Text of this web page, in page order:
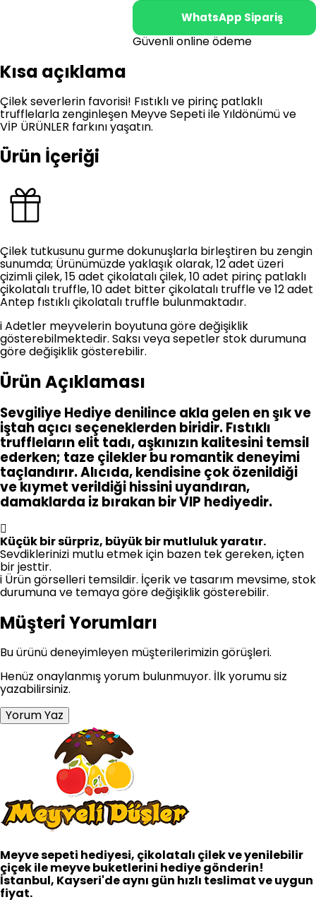
WhatsApp Sipariş
Güvenli online ödeme
Kısa açıklama
Çilek severlerin favorisi! Fıstıklı ve pirinç patlaklı
trufflelarla zenginleşen Meyve Sepeti ile Yıldönümü ve
VİP ÜRÜNLER farkını yaşatın.
Ürün İçeriği
Çilek tutkusunu gurme dokunuşlarla birleştiren bu zengin
sunumda; Ürünümüzde yaklaşık olarak, 12 adet üzeri
çizimli çilek, 15 adet çikolatalı çilek, 10 adet pirinç patlaklı
çikolatalı truffle, 10 adet bitter çikolatalı truffle ve 12 adet
Antep fıstıklı çikolatalı truffle bulunmaktadır.
iAdetler meyvelerin boyutuna göre değişiklik
gösterebilmektedir. Saksı veya sepetler stok durumuna
göre değişiklik gösterebilir.
Ürün Açıklaması
Sevgiliye Hediye denilince akla gelen en şık ve
iştah açıcı seçeneklerden biridir. Fıstıklı
truffleların elit tadı, aşkınızın kalitesini temsil
ederken; taze çilekler bu romantik deneyimi
taçlandırır. Alıcıda, kendisine çok özenildiği
ve kıymet verildiği hissini uyandıran,
damaklarda iz bırakan bir VIP hediyedir.
Küçük bir sürpriz, büyük bir mutluluk yaratır.
Sevdiklerinizi mutlu etmek için bazen tek gereken, içten
bir jesttir.
i Ürün görselleri temsildir. İçerik ve tasarım mevsime, stok
durumuna ve temaya göre değişiklik gösterebilir.
Müşteri Yorumları
Bu ürünü deneyimleyen müşterilerimizin görüşleri.
Henüz onaylanmış yorum bulunmuyor. İlk yorumu siz
yazabilirsiniz.
Yorum Yaz
Meyve sepeti hediyesi, çikolatalı çilek ve yenilebilir
çiçek ile meyve buketlerini hediye gönderin!
İstanbul, Kayseri'de aynı gün hızlı teslimat ve uygun
fiyat.